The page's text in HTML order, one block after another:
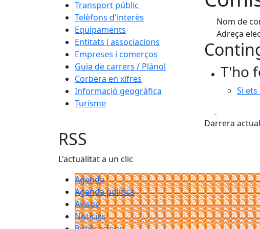
Transport públic
Telèfons d'interès
Equipaments
Entitats i associacions
Empreses i comerços
Guia de carrers / Plànol
Corbera en xifres
Informació geogràfica
Turisme
Nom de
Adreça
T'ho
Si
Darrera
RSS
L'actualitat a un clic
Agenda
Agenda política
Avisos
Notícies